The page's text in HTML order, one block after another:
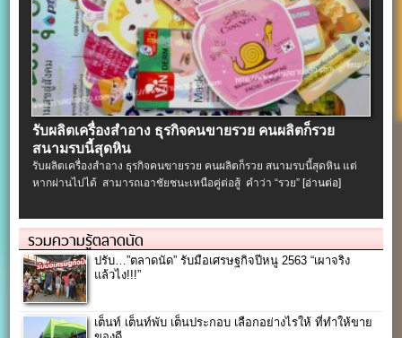
รับผลิตเครื่องสําอาง ธุรกิจคนขายรวย คนผลิตก็รวย
สนามรบนี้สุดหิน
รับผลิตเครื่องสําอาง ธุรกิจคนขายรวย คนผลิตก็รวย สนามรบนี้สุดหิน แต่
หากผ่านไปได้ สามารถเอาชัยชนะเหนือคู่ต่อสู้ คำว่า “รวย” [อ่านต่อ]
รวมความรู้ตลาดนัด
ปรับ…”ตลาดนัด” รับมือเศรษฐกิจปีหนู 2563 “เผาจริง
แล้วไง!!!”
เต็นท์ เต็นท์พับ เต็นประกอบ เลือกอย่างไรให้ ที่ทำให้ขาย